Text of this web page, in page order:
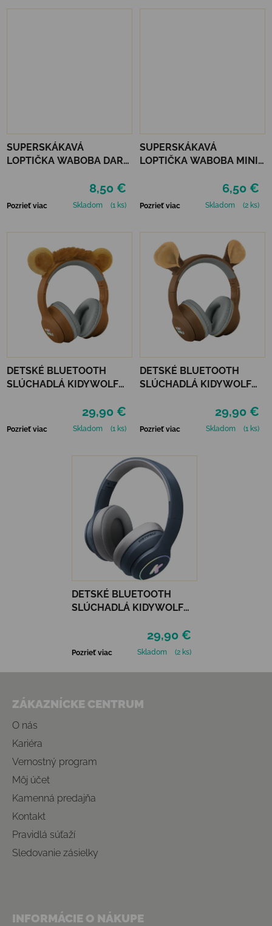
SUPERSKÁKAVÁ
LOPTIČKA WABOBA DARK
8,50 €
Pozrieť viac Skladom (1 ks)
SUPERSKÁKAVÁ
LOPTIČKA WABOBA MINI
6,50 €
Pozrieť viac Skladom (2 ks)
DETSKÉ BLUETOOTH
SLÚCHADLÁ KIDYWOLF
29,90 €
Pozrieť viac Skladom (1 ks)
DETSKÉ BLUETOOTH
SLÚCHADLÁ KIDYWOLF
29,90 €
Pozrieť viac Skladom (1 ks)
DETSKÉ BLUETOOTH
SLÚCHADLÁ KIDYWOLF
29,90 €
Pozrieť viac Skladom (2 ks)
ZÁKAZNÍCKE CENTRUM
O nás
Kariéra
Vernostný program
Môj účet
Kamenná predajňa
Kontakt
Pravidlá súťaží
Sledovanie zásielky
INFORMÁCIE O NÁKUPE